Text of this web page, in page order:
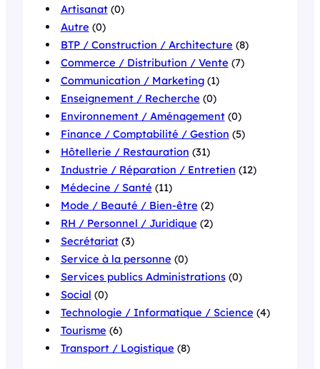
Artisanat(0)
Autre (0)
BTP / Construction / Architecture (8)
Commerce / Distribution / Vente (7)
Communication / Marketing(1)
Enseignement / Recherche (0)
Environnement / Aménagement(0)
Finance / Comptabilité / Gestion (5)
Hôtellerie / Restauration (31)
Industrie / Réparation / Entretien (12)
Médecine / Santé (11)
Mode / Beauté / Bien-être (2)
RH / Personnel / Juridique (2)
Secrétariat(3)
Service à la personne (0)
Services publics Administrations(0)
Social (0)
Technologie / Informatique / Science (4)
Tourisme (6)
Transport / Logistique (8)